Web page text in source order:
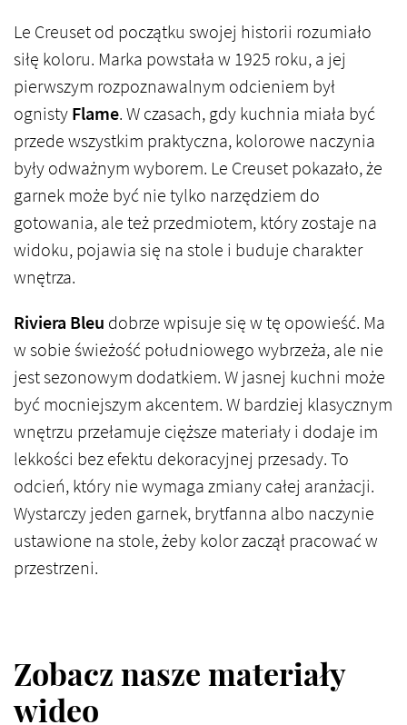
Le Creuset od początku swojej historii rozumiało
siłę koloru. Marka powstała w 1925 roku, a jej
pierwszym rozpoznawalnym odcieniem był
ognistyFlame. W czasach, gdy kuchnia miała być
przede wszystkim praktyczna, kolorowe naczynia
były odważnym wyborem. Le Creuset pokazało, że
garnek może być nie tylko narzędziem do
gotowania, ale też przedmiotem, który zostaje na
widoku, pojawia się na stole i buduje charakter
wnętrza.
Riviera Bleu dobrze wpisuje się w tę opowieść. Ma
w sobie świeżość południowego wybrzeża, ale nie
jest sezonowym dodatkiem. W jasnej kuchni może
być mocniejszym akcentem. W bardziej klasycznym
wnętrzu przełamuje cięższe materiały i dodaje im
lekkości bez efektu dekoracyjnej przesady. To
odcień, który nie wymaga zmiany całej aranżacji.
Wystarczy jeden garnek, brytfanna albo naczynie
ustawione na stole, żeby kolor zaczął pracować w
przestrzeni.
Zobacz nasze materiały
wideo